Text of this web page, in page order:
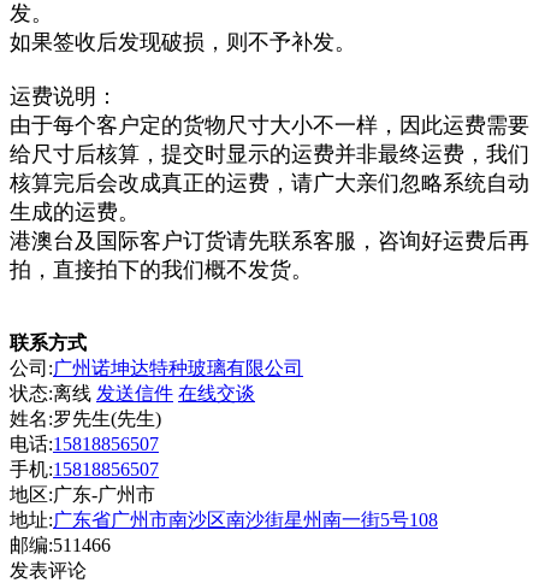
发。
如果签收后发现破损，则不予补发。
运费说明：
由于每个客户定的货物尺寸大小不一样，因此运费需要
给尺寸后核算，提交时显示的运费并非最终运费，我们
核算完后会改成真正的运费，请广大亲们忽略系统自动
生成的运费。
港澳台及国际客户订货请先联系客服，咨询好运费后再
拍，直接拍下的我们概不发货。
联系方式
公司:广州诺坤达特种玻璃有限公司
状态:离线 发送信件 在线交谈
姓名:罗先生(先生)
电话:15818856507
手机:15818856507
地区:广东-广州市
地址:广东省广州市南沙区南沙街星州南一街5号108
邮编:511466
发表评论